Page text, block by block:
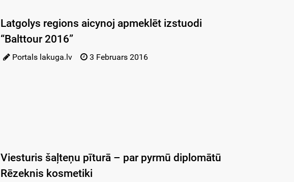
Latgolys regions aicynoj apmeklēt izstuodi
“Balttour 2016”
Portals lakuga.lv 3 Februars 2016
Viesturis šaļteņu pīturā – par pyrmū diplomātū
Rēzeknis kosmetiki